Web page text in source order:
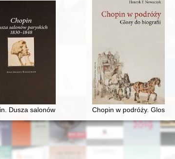
Dusza salonów paryskich 1830-1848Chopin w podróży. Glosy